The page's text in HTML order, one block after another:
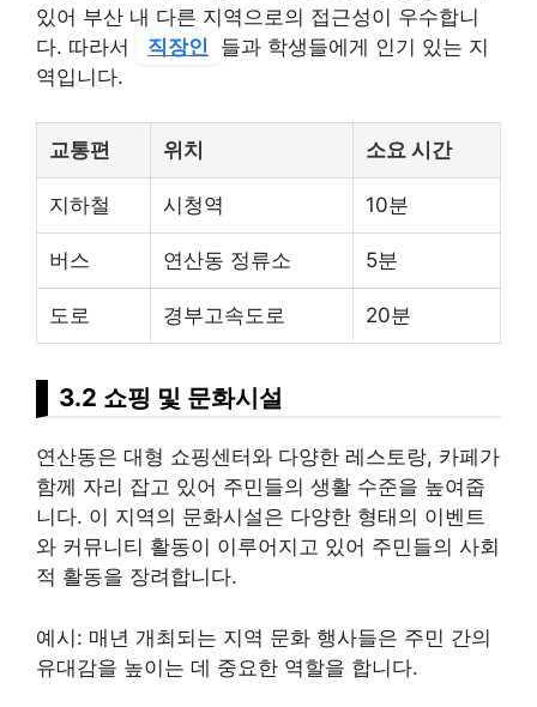
있어 부산 내 다른 지역으로의 접근성이 우수합니
다. 따라서
직장인
들과 학생들에게 인기 있는 지
역입니다.
교통편 위치 소요 시간
지하철 시청역 10분
버스 연산동 정류소 5분
도로 경부고속도로 20분
3.2 쇼핑 및 문화시설
연산동은 대형 쇼핑센터와 다양한 레스토랑, 카페가
함께 자리 잡고 있어 주민들의 생활 수준을 높여줍
니다. 이 지역의 문화시설은 다양한 형태의 이벤트
와 커뮤니티 활동이 이루어지고 있어 주민들의 사회
적 활동을 장려합니다.
예시: 매년 개최되는 지역 문화 행사들은 주민 간의
유대감을 높이는 데 중요한 역할을 합니다.